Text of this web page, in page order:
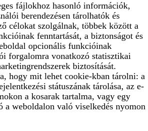
fájlokhoz hasonló információk,
berendezésen tárolhatók és
célokat szolgálnak, többek között a
fenntartását, a biztonságot és
opcionális funkcióinak
forgalomra vonatkozó statisztikai
biztosítását.
hogy mit lehet cookie-kban tárolni: a
státuszának tárolása, az e-
a kosarak tartalma, vagy egy
a weboldalon való viselkedés nyomon